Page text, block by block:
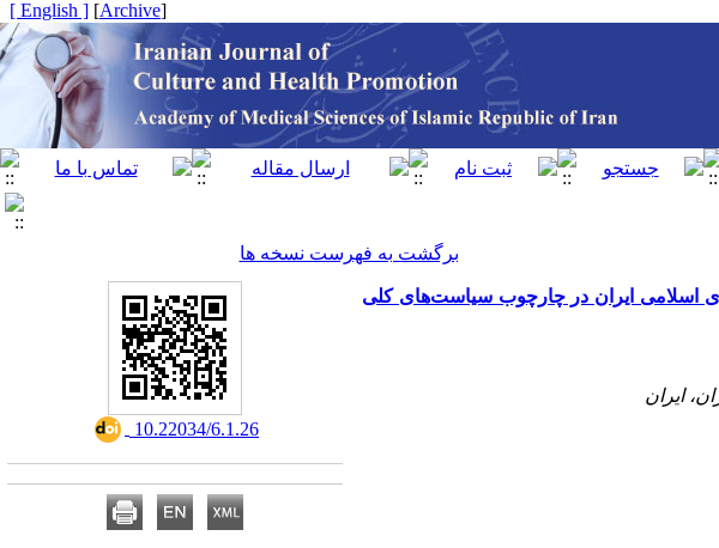
[
Archive
]
[ English ]
برگشت به فهرست نسخه ها
اسلامی ایران در چارچوب سیاست‌های کلی
ایران
‎ 10.22034/6.1.26